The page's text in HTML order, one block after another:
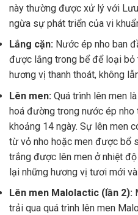
này thường được xử lý với
ngừa sự phát triển của vi
Lắng cặn: Nước ép nho ban
được lắng trong bể để loại bỏ
hương vị thanh thoát, không
Lên men: Quá trình lên men
hoá đường trong nước ép nho
khoảng 14 ngày. Sự lên men
từ vỏ nho hoặc men được bổ
trắng được lên men ở nhiệt
lại những hương vị tươi mới và
Lên men Malolactic (lần 2):
trải qua quá trình lên men